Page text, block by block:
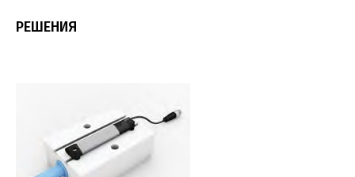
РЕШЕНИЯ